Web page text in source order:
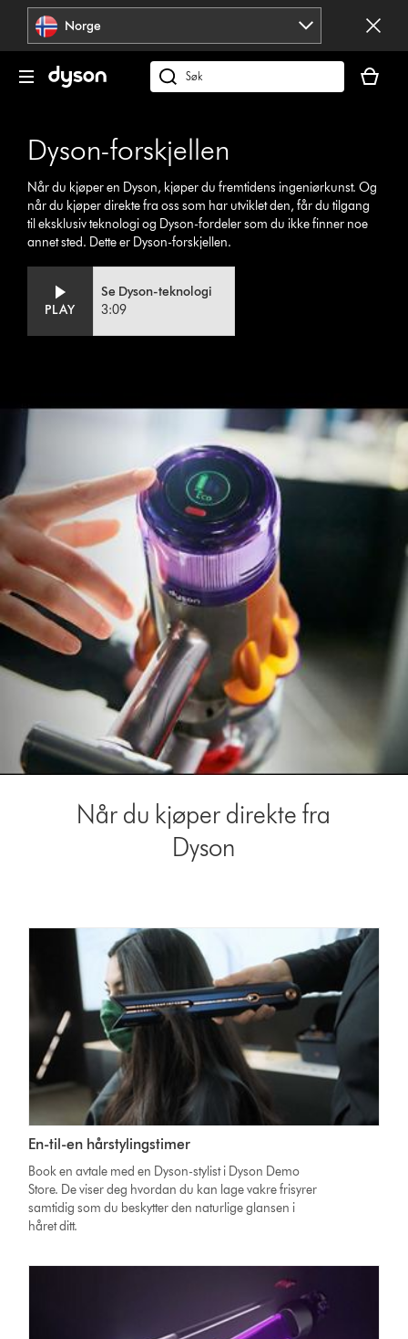
Hopp
navigering
Norge
Søk
din
Dyson-forskjellen
Når du kjøper en Dyson, kjøper du fremtidens ingeniørkunst. Og
når du kjøper direkte fra oss som har utviklet den, får du tilgang
til eksklusiv teknologi og Dyson-fordeler som du ikke finner noe
annet sted. Dette er Dyson-forskjellen.
PLAY
Se Dyson-teknologi
3:09
Når du kjøper direkte fra
Dyson
En-til-en hårstylingstimer
Book en avtale med en Dyson-stylist i Dyson Demo
Store. De viser deg hvordan du kan lage vakre frisyrer
samtidig som du beskytter den naturlige glansen i
håret ditt.